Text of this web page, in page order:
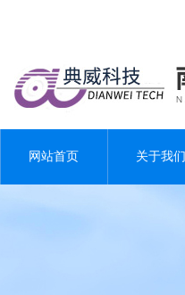
网站首页 关于我们